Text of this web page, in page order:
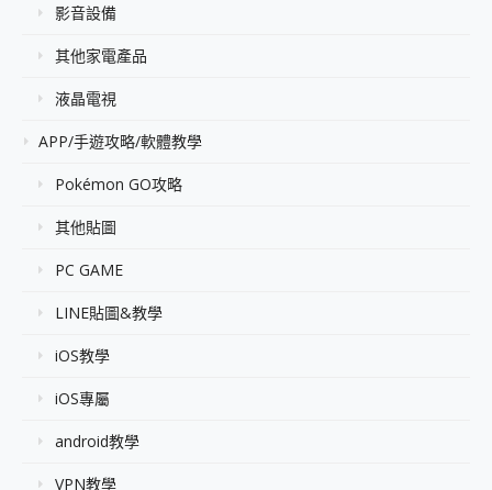
影音設備
其他家電產品
液晶電視
APP/手遊攻略/軟體教學
Pokémon GO攻略
其他貼圖
PC GAME
LINE貼圖&教學
iOS教學
iOS專屬
android教學
VPN教學